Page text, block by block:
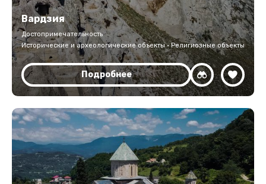
Вардзия
Достопримечательность
Исторические и археологические объекты · Религиозные объекты
Подробнее